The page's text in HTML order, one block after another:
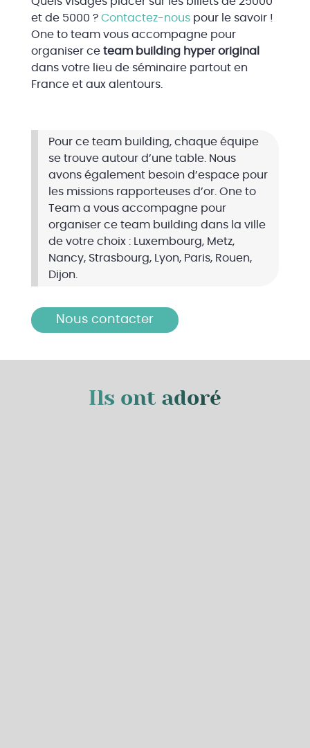
et de 5000 ? Contactez-nouspour le savoir !
One to team vous accompagne pour
organiser ce team building hyper original
dans votre lieu de séminaire partout en
France et aux alentours.
Pour ce team building, chaque équipe
se trouve autour d’une table. Nous
avons également besoin d’espace pour
les missions rapporteuses d’or. One to
Team a vous accompagne pour
organiser ce team building dans la ville
de votre choix : Luxembourg, Metz,
Nancy, Strasbourg, Lyon, Paris, Rouen,
Dijon.
Nous contacter
Ils ont adoré